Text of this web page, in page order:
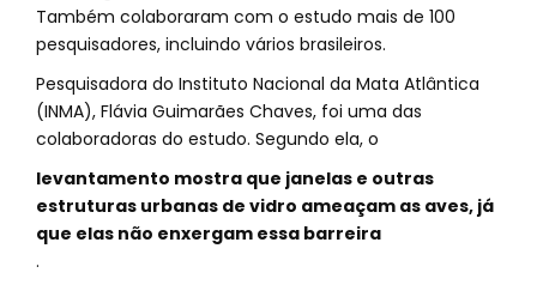
Também colaboraram com o estudo mais de 100
pesquisadores, incluindo vários brasileiros.
Pesquisadora do Instituto Nacional da Mata Atlântica
(INMA), Flávia Guimarães Chaves, foi uma das
colaboradoras do estudo. Segundo ela, o
levantamento mostra que janelas e outras
estruturas urbanas de vidro ameaçam as aves, já
que elas não enxergam essa barreira
.